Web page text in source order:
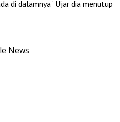
di dalamnya ‘ Ujar dia menutup
News